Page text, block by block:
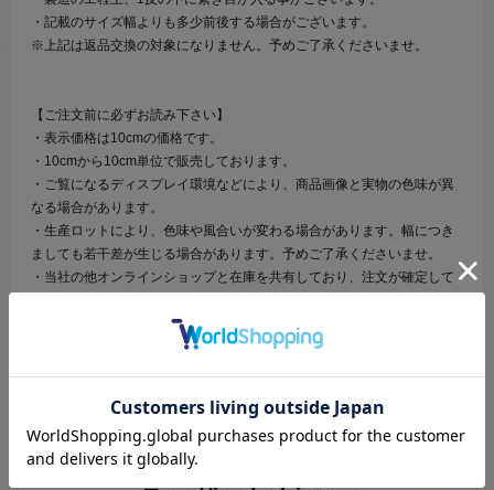
・記載のサイズ幅よりも多少前後する場合がございます。
※上記は返品交換の対象になりません。予めご了承くださいませ。
【ご注文前に必ずお読み下さい】
・表示価格は10cmの価格です。
・10cmから10cm単位で販売しております。
・ご覧になるディスプレイ環境などにより、商品画像と実物の色味が異
なる場合があります。
・生産ロットにより、色味や風合いが変わる場合があります。幅につき
ましても若干差が生じる場合があります。予めご了承くださいませ。
・当社の他オンラインショップと在庫を共有しており、注文が確定して
・カットしてご用意するため、注文キャンセル・数量変更・返品がお受